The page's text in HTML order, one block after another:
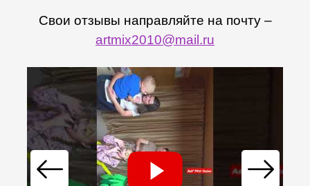
Свои отзывы направляйте на почту –
artmix2010@mail.ru